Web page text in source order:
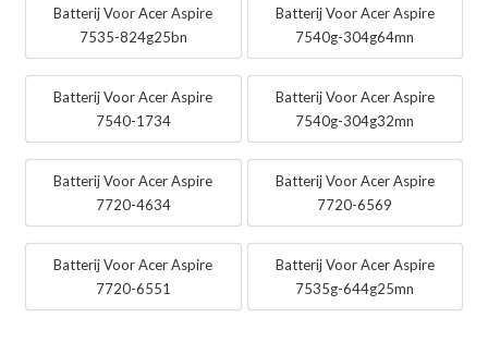
Batterij Voor Acer Aspire
7535-824g25bn
Batterij Voor Acer Aspire
7540g-304g64mn
Batterij Voor Acer Aspire
7540-1734
Batterij Voor Acer Aspire
7540g-304g32mn
Batterij Voor Acer Aspire
7720-4634
Batterij Voor Acer Aspire
7720-6569
Batterij Voor Acer Aspire
7720-6551
Batterij Voor Acer Aspire
7535g-644g25mn